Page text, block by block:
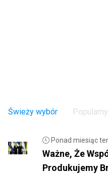
Świeży wybór Popularny
Ponad miesiąc
Ważne, Że
Produkujemy